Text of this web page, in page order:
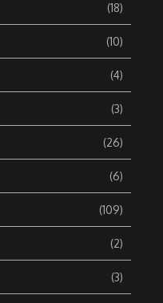
(18)
(10)
(4)
(3)
(26)
(6)
(109)
(2)
(3)